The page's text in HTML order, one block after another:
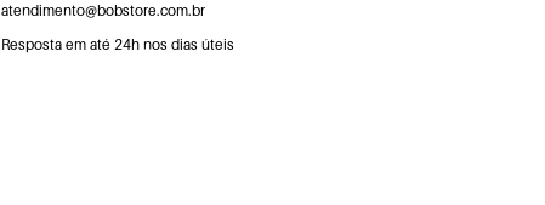
atendimento@bobstore.com.br
Resposta em até 24h nos dias úteis